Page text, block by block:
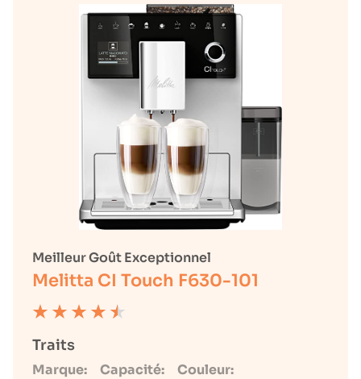
Meilleur Goût Exceptionnel
Melitta CI Touch F630-101
Traits
Marque: Capacité: Couleur: